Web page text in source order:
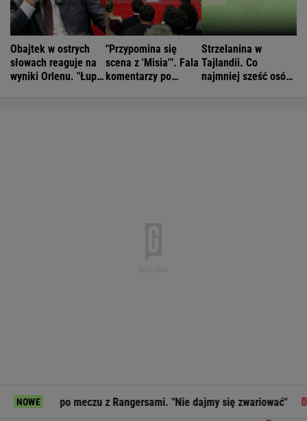
Obajtek w ostrych
słowach reaguje na
wyniki Orlenu. "Łupi
"Przypomina się
scena z 'Misia'". Fala
komentarzy po
Strzelanina w
Tajlandii. Co
najmniej sześć osób
NOWEz Rangersami. "Nie dajmy się zwariować"